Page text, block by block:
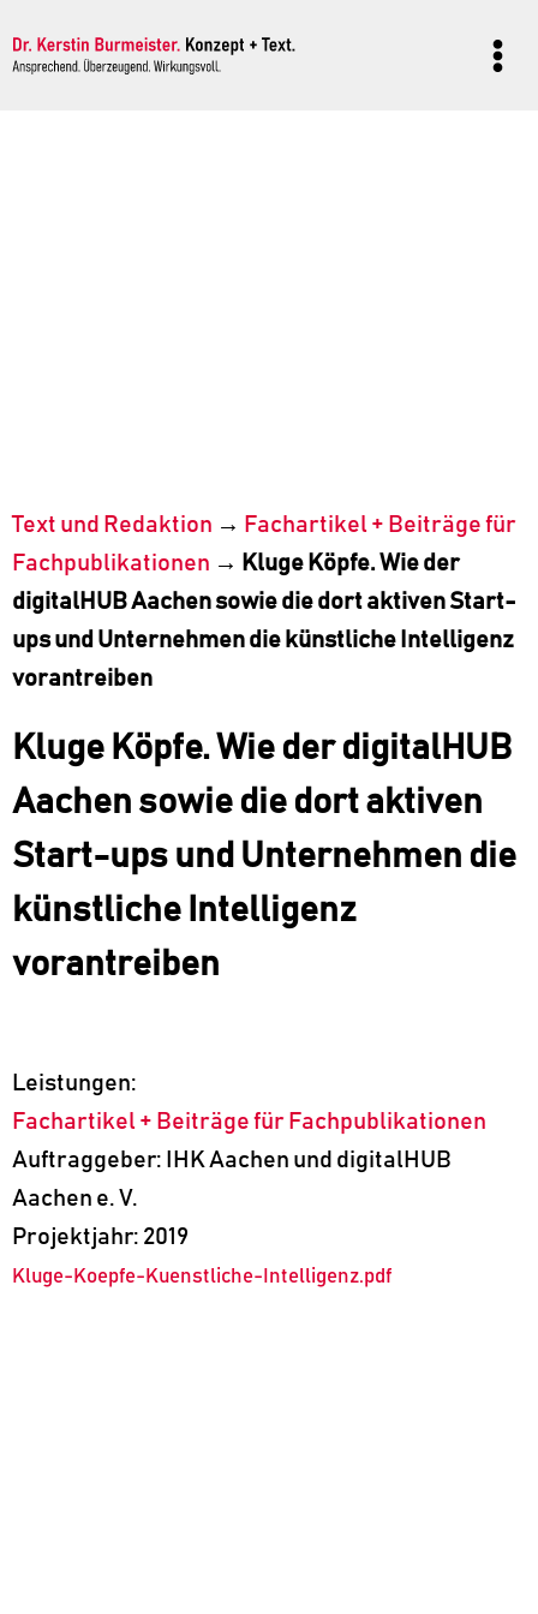
Inhalt
Text und Redaktion → Fachartikel + Beiträge für
Fachpublikationen → Kluge Köpfe. Wie der
digitalHUB Aachen sowie die dort aktiven Start-
ups und Unternehmen die künstliche Intelligenz
vorantreiben
Kluge Köpfe. Wie der digitalHUB
Aachen sowie die dort aktiven
Start-ups und Unternehmen die
künstliche Intelligenz
vorantreiben
Leistungen:
Fachartikel + Beiträge für Fachpublikationen
Auftraggeber: IHK Aachen und digitalHUB
Aachen e. V.
Projektjahr: 2019
Kluge-Koepfe-Kuenstliche-Intelligenz.pdf